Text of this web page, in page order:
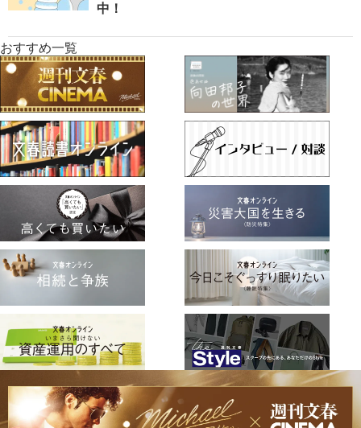
中！
おすすめ一覧